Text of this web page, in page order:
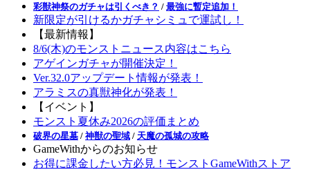
彩獣神祭のガチャは引くべき？ / 最強に暫定追加！
新限定が引けるかガチャシミュで運試し！
【最新情報】
8/6(木)のモンストニュース内容はこちら
アゲインガチャが開催決定！
Ver.32.0アップデート情報が発表！
アラミスの真獣神化が発表！
【イベント】
モンスト夏休み2026の評価まとめ
破界の星墓 / 神獣の聖域 / 天魔の孤城の攻略
GameWithからのお知らせ
お得に課金したい方必見！モンストGameWithストア